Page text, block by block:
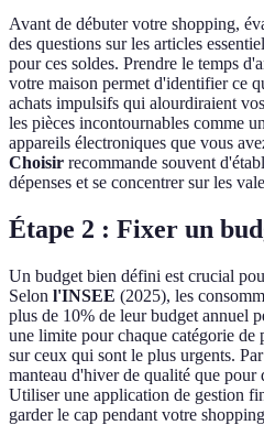
Avant de débuter votre shopping,
des questions sur les articles
pour ces soldes. Prendre le temps
votre maison permet d'identifier ce
achats impulsifs qui alourdiraient
les pièces incontournables comme
appareils électroniques que vous
Choisir recommande souvent
dépenses et se concentrer sur les
Étape 2 : Fixer un
Un budget bien défini est crucial
Selon l'INSEE (2025), les
plus de 10% de leur budget annuel
une limite pour chaque catégorie de
sur ceux qui sont le plus urgents.
manteau d'hiver de qualité que pour
Utiliser une application de gestion
garder le cap pendant votre